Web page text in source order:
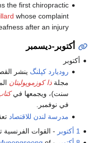
the first chiropractic
whose complaint
after an injury.
أكتوبر-ديسمبر
أكتوبر
روديارد كپلنگ ينشر
مجلة ذا كوزموپوليتان
سنت)، ويجمعها في
في نوفمبر.
مدرسة لندن للاقتصاد
1 أكتوبر
- القوات